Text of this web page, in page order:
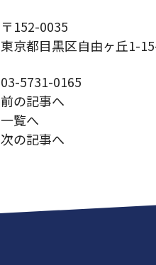
〒152-0035
東京都目黒区自由ヶ丘1-
03-5731-0165
前の記事へ
一覧へ
次の記事へ